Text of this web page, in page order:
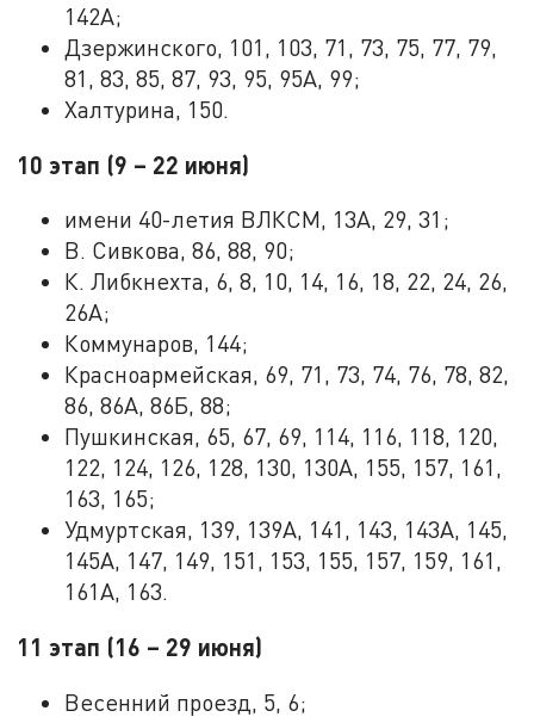
142А;
Дзержинского, 101, 103, 71, 73, 75, 77, 79,
81, 83, 85, 87, 93, 95, 95А, 99;
Халтурина, 150.
10 этап (9 – 22 июня)
имени 40-летия ВЛКСМ, 13А, 29, 31;
В. Сивкова, 86, 88, 90;
К. Либкнехта, 6, 8, 10, 14, 16, 18, 22, 24, 26,
26А;
Коммунаров, 144;
Красноармейская, 69, 71, 73, 74, 76, 78, 82,
86, 86А, 86Б, 88;
Пушкинская, 65, 67, 69, 114, 116, 118, 120,
122, 124, 126, 128, 130, 130А, 155, 157, 161,
163, 165;
Удмуртская, 139, 139А, 141, 143, 143А, 145,
145А, 147, 149, 151, 153, 155, 157, 159, 161,
161А, 163.
11 этап (16 – 29 июня)
Весенний проезд, 5, 6;